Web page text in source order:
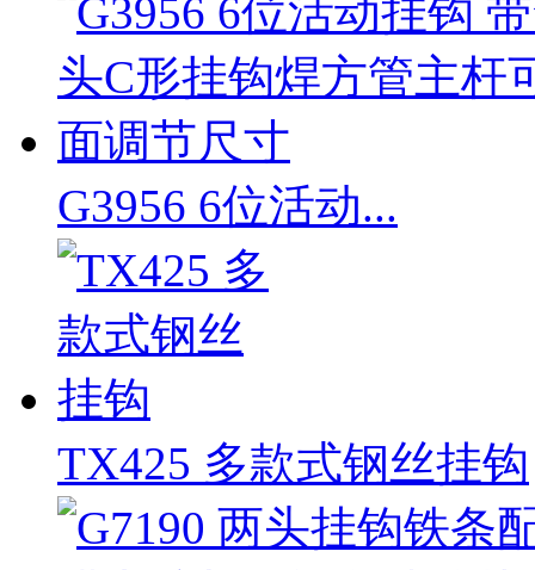
G3956 6位活动...
TX425 多款式钢丝挂钩